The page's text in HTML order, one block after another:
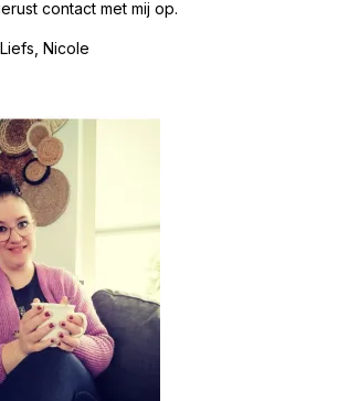
contact met mij op.
Liefs, Nicole